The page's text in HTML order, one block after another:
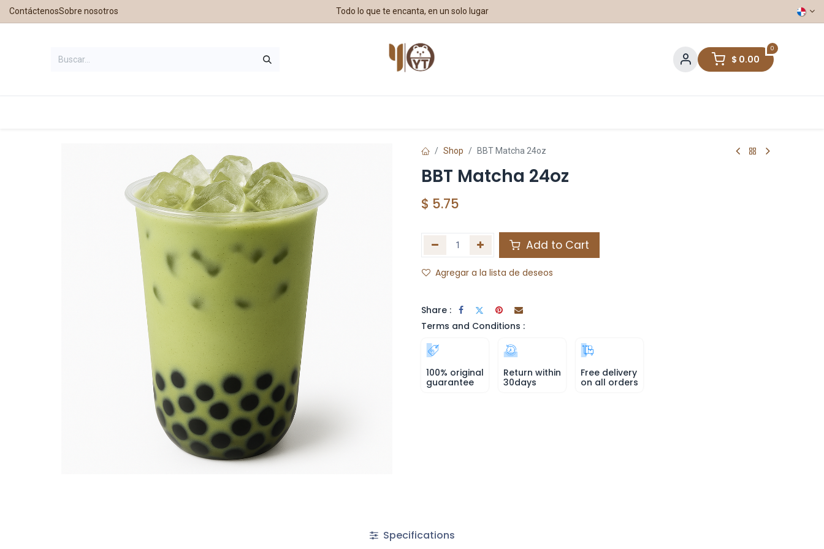
ContáctenosSobre nosotros Todo lo que te encanta, en un solo lugar
0
$ 0.00
Shop BBT Matcha 24oz
BBT Matcha 24oz
$ 5.75
Add to Cart
Agregar a la lista de deseos
Share :
Terms and Conditions :
100% original
guarantee
Return within
30days
Free delivery
on all orders
Specifications